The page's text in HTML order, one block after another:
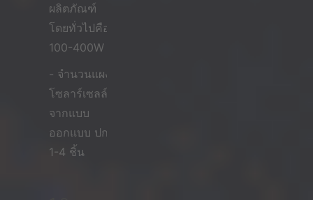
ผลิตภัณฑ์
โดยทั่วไปคือ
100-400W
- จำนวนแผง
โซลาร์เซลล์:
จากแบบ
ออกแบบ ปกติ
1-4 ชิ้น